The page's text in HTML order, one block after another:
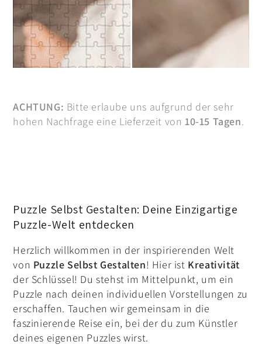
ACHTUNG: Bitte erlaube uns aufgrund der sehr
hohen Nachfrage eine Lieferzeit von 10-15 Tagen.
Puzzle Selbst Gestalten: Deine Einzigartige
Puzzle-Welt entdecken
Herzlich willkommen in der inspirierenden Welt
von Puzzle Selbst Gestalten! Hier ist Kreativität
der Schlüssel! Du stehst im Mittelpunkt, um ein
Puzzle nach deinen individuellen Vorstellungen zu
erschaffen. Tauchen wir gemeinsam in die
faszinierende Reise ein, bei der du zum Künstler
deines eigenen Puzzles wirst.